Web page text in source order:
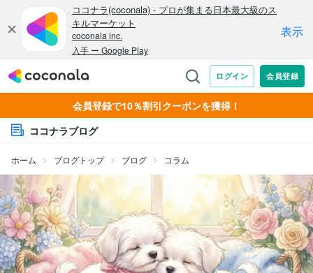
会員登録で10％割引クーポンを獲得！
ココナラブログ
ホーム ブログトップ ブログ コラム